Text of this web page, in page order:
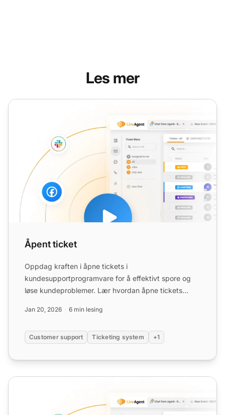
Les mer
Åpent ticket
Åpent ticket
Oppdag kraften i åpne tickets i
kundesupportprogramvare for å effektivt spore og
løse kundeproblemer. Lær hvordan åpne tickets
Jan 20, 2026 6 min lesing
Customer support Ticketing system +1
Billettlivssyklus